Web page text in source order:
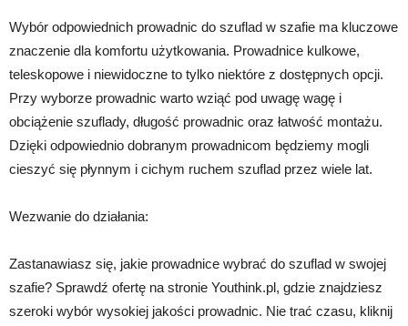
Wybór odpowiednich prowadnic do szuflad w szafie ma kluczowe
znaczenie dla komfortu użytkowania. Prowadnice kulkowe,
teleskopowe i niewidoczne to tylko niektóre z dostępnych opcji.
Przy wyborze prowadnic warto wziąć pod uwagę wagę i
obciążenie szuflady, długość prowadnic oraz łatwość montażu.
Dzięki odpowiednio dobranym prowadnicom będziemy mogli
cieszyć się płynnym i cichym ruchem szuflad przez wiele lat.
Wezwanie do działania:
Zastanawiasz się, jakie prowadnice wybrać do szuflad w swojej
szafie? Sprawdź ofertę na stronie Youthink.pl, gdzie znajdziesz
szeroki wybór wysokiej jakości prowadnic. Nie trać czasu, kliknij